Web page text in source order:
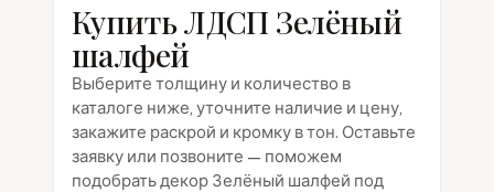
Купить ЛДСП Зелёный
шалфей
Выберите толщину и количество в
каталоге ниже, уточните наличие и цену,
закажите раскрой и кромку в тон. Оставьте
заявку или позвоните — поможем
подобрать декор Зелёный шалфей под